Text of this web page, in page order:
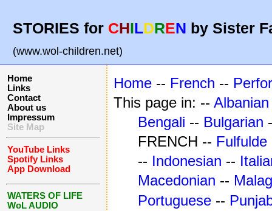
STORIES for CHILDREN by Sister
(www.wol-children.net)
Home
Links
Contact
About us
Impressum
Site Map
YouTube Links
Spotify Links
App Download
WATERS OF LIFE
WoL AUDIO
Home -- French --
This page in: -- Albanian
Bengali -- Bulgarian
FRENCH -- Fulfulde
-- Indonesian --
Macedonian --
Portuguese --